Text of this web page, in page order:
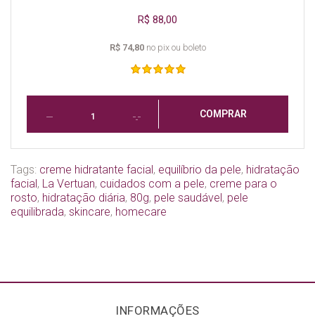
R$ 88,00
R$ 74,80no pix ou boleto
COMPRAR
Tags: creme hidratante facial, equilíbrio da pele, hidratação
facial, La Vertuan, cuidados com a pele, creme para o
rosto, hidratação diária, 80g, pele saudável, pele
equilibrada, skincare, homecare
INFORMAÇÕES